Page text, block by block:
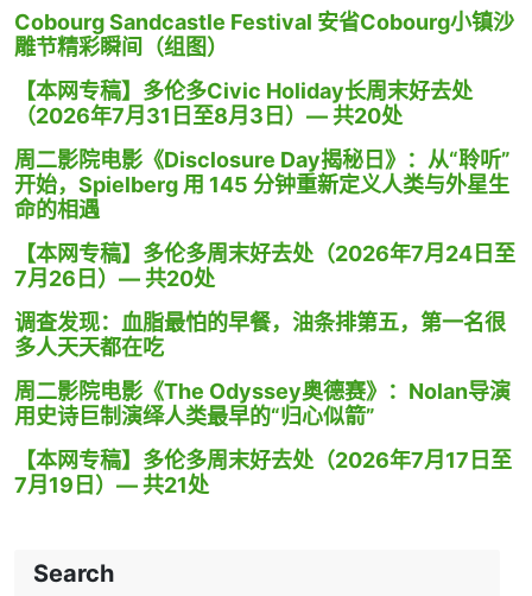
Cobourg Sandcastle Festival 安省Cobourg小镇沙
雕节精彩瞬间（组图）
【本网专稿】多伦多Civic Holiday长周末好去处
（2026年7月31日至8月3日）— 共20处
周二影院电影《Disclosure Day揭秘日》：从“聆听”
开始，Spielberg 用 145 分钟重新定义人类与外星生
命的相遇
【本网专稿】多伦多周末好去处（2026年7月24日至
7月26日）— 共20处
调查发现：血脂最怕的早餐，油条排第五，第一名很
多人天天都在吃
周二影院电影《The Odyssey奥德赛》：Nolan导演
用史诗巨制演绎人类最早的“归心似箭”
【本网专稿】多伦多周末好去处（2026年7月17日至
7月19日）— 共21处
Search